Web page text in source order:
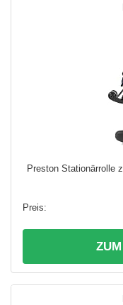
Preston Stationärrolle